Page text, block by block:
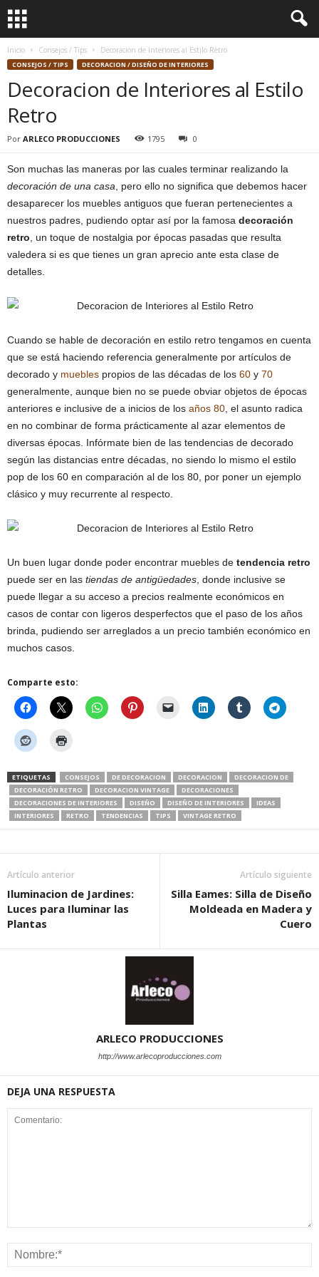
Inicio Consejos / Tips Decoracion de Interiores al Estilo Retro
CONSEJOS / TIPS DECORACION / DISEÑO DE INTERIORES
Decoracion de Interiores al Estilo
Retro
Por ARLECO PRODUCCIONES 1795 0
Son muchas las maneras por las cuales terminar realizando la
decoración de una casa , pero ello no significa que debemos hacer
desaparecer los muebles antiguos que fueran pertenecientes a
nuestros padres, pudiendo optar así por la famosa decoración
retro , un toque de nostalgia por épocas pasadas que resulta
valedera si es que tienes un gran aprecio ante esta clase de
detalles.
Cuando se hable de decoración en estilo retro tengamos en cuenta
que se está haciendo referencia generalmente por artículos de
decorado y muebles propios de las décadas de los 60 y 70
generalmente, aunque bien no se puede obviar objetos de épocas
anteriores e inclusive de a inicios de los años 80 , el asunto radica
en no combinar de forma prácticamente al azar elementos de
diversas épocas. Infórmate bien de las tendencias de decorado
según las distancias entre décadas, no siendo lo mismo el estilo
pop de los 60 en comparación al de los 80, por poner un ejemplo
clásico y muy recurrente al respecto.
Un buen lugar donde poder encontrar muebles de tendencia retro
puede ser en las tiendas de antigüedades , donde inclusive se
puede llegar a su acceso a precios realmente económicos en
casos de contar con ligeros desperfectos que el paso de los años
brinda, pudiendo ser arreglados a un precio también económico en
muchos casos.
Comparte esto:
ETIQUETAS CONSEJOS DE DECORACION DECORACION
DECORACION DE
DECORACIÓN RETRO
DECORACION VINTAGE
DECORACIONES
DECORACIONES DE INTERIORES
DISEÑO DISEÑO DE INTERIORES
IDEAS
INTERIORES
RETRO TENDENCIAS TIPS VINTAGE RETRO
Artículo anterior
Iluminacion de Jardines:
Luces para Iluminar las
Plantas
Artículo siguiente
Silla Eames: Silla de Diseño
Moldeada en Madera y
Cuero
ARLECO PRODUCCIONES
http://www.arlecoproducciones.com
DEJA UNA RESPUESTA